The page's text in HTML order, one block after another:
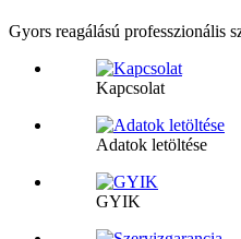
Gyors reagálású professzionális
Kapcsolat
Adatok letöltése
GYIK